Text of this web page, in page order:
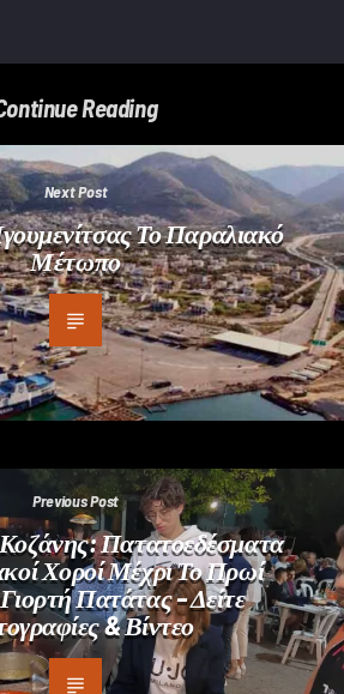
Reading
Next Post
Το Παραλιακό
Μέτωπο
Previous Post
Πατατοεδέσματα
Χοροί Μέχρι Το Πρωί
Πατάτας – Δείτε
& Βίντεο